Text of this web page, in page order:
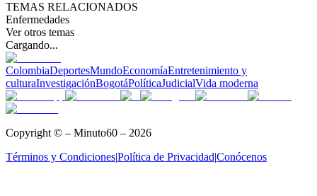
TEMAS RELACIONADOS
Enfermedades
Ver otros temas
Cargando...
ColombiaDeportesMundoEconomíaEntretenimiento y
culturaInvestigaciónBogotáPolíticaJudicialVida moderna
Copyright © – Minuto60 – 2026
Términos y CondicionesPolítica de PrivacidadConócenos